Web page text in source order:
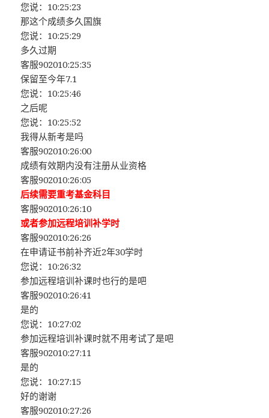
您说：10:25:23
那这个成绩多久国旗
您说：10:25:29
多久过期
客服902010:25:35
保留至今年7.1
您说：10:25:46
之后呢
您说：10:25:52
我得从新考是吗
客服902010:26:00
成绩有效期内没有注册从业资格
客服902010:26:05
后续需要重考基金科目
客服902010:26:10
或者参加远程培训补学时
客服902010:26:26
在申请证书前补齐近2年30学时
您说：10:26:32
参加远程培训补课时也行的是吧
客服902010:26:41
是的
您说：10:27:02
参加远程培训补课时就不用考试了是吧
客服902010:27:11
是的
您说：10:27:15
好的谢谢
客服902010:27:26